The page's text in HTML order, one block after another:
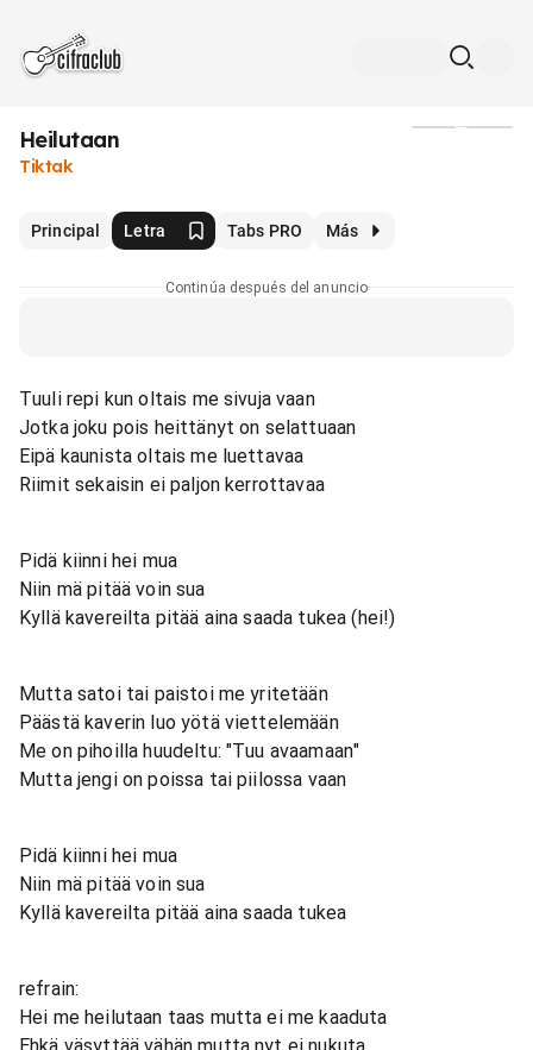
Heilutaan
Tiktak
Principal Letra Tabs PRO Más
Continúa después del anuncio
Tuuli repi kun oltais me sivuja vaan
Jotka joku pois heittänyt on selattuaan
Eipä kaunista oltais me luettavaa
Riimit sekaisin ei paljon kerrottavaa
Pidä kiinni hei mua
Niin mä pitää voin sua
Kyllä kavereilta pitää aina saada tukea (hei!)
Mutta satoi tai paistoi me yritetään
Päästä kaverin luo yötä viettelemään
Me on pihoilla huudeltu: "Tuu avaamaan"
Mutta jengi on poissa tai piilossa vaan
Pidä kiinni hei mua
Niin mä pitää voin sua
Kyllä kavereilta pitää aina saada tukea
refrain:
Hei me heilutaan taas mutta ei me kaaduta